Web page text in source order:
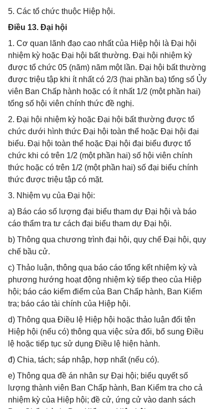
5. Các tổ chức thuộc Hiệp hội.
Điều 13. Đại hội
1. Cơ quan lãnh đạo cao nhất của Hiệp hội là Đại hội
nhiệm kỳ hoặc Đại hội bất thường. Đại hội nhiệm kỳ
được tổ chức 05 (năm) năm một lần. Đại hội bất thường
được triệu tập khi ít nhất có 2/3 (hai phần ba) tổng số Ủy
viên Ban Chấp hành hoặc có ít nhất 1/2 (một phần hai)
tổng số hội viên chính thức đề nghị.
2. Đại hội nhiệm kỳ hoặc Đại hội bất thường được tổ
chức dưới hình thức Đại hội toàn thể hoặc Đại hội đại
biểu. Đại hội toàn thể hoặc Đại hội đại biểu được tổ
chức khi có trên 1/2 (một phần hai) số hội viên chính
thức hoặc có trên 1/2 (một phần hai) số đại biểu chính
thức được triệu tập có mặt.
3. Nhiệm vụ của Đại hội:
a) Báo cáo số lượng đại biểu tham dự Đại hội và báo
cáo thẩm tra tư cách đại biểu tham dự Đại hội.
b) Thông qua chương trình đại hội, quy chế Đại hội, quy
chế bầu cử.
c) Thảo luận, thông qua báo cáo tổng kết nhiệm kỳ và
phương hướng hoạt động nhiệm kỳ tiếp theo của Hiệp
hội; báo cáo kiểm điểm của Ban Chấp hành, Ban Kiểm
tra; báo cáo tài chính của Hiệp hội.
d) Thông qua Điều lệ Hiệp hội hoặc thảo luận đổi tên
Hiệp hội (nếu có) thông qua việc sửa đổi, bổ sung Điều
lệ hoặc tiếp tục sử dụng Điều lệ hiện hành.
đ) Chia, tách; sáp nhập, hợp nhất (nếu có).
e) Thông qua đề án nhân sự Đại hội; biểu quyết số
lượng thành viên Ban Chấp hành, Ban Kiểm tra cho cả
nhiệm kỳ của Hiệp hội; đề cử, ứng cử vào danh sách